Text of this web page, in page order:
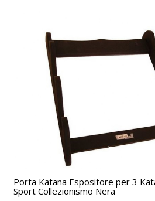
Porta Katana Espositore per 3
Sport Collezionismo Nera